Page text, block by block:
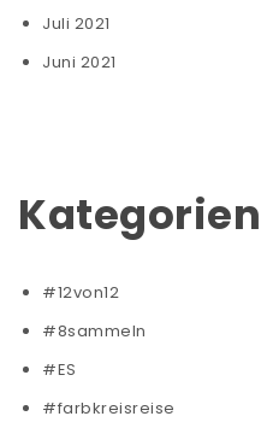
Juli 2021
Juni 2021
Kategorien
#12von12
#8sammeln
#ES
#farbkreisreise